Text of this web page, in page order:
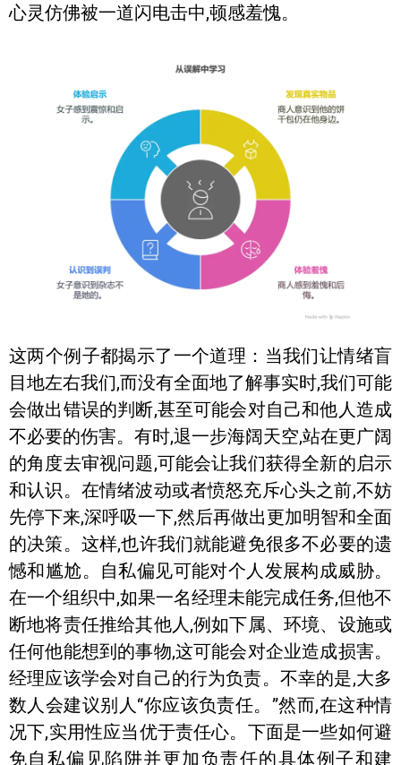
心灵仿佛被一道闪电击中,顿感羞愧。
这两个例子都揭示了一个道理：当我们让情绪盲
目地左右我们,而没有全面地了解事实时,我们可能
会做出错误的判断,甚至可能会对自己和他人造成
不必要的伤害。有时,退一步海阔天空,站在更广阔
的角度去审视问题,可能会让我们获得全新的启示
和认识。在情绪波动或者愤怒充斥心头之前,不妨
先停下来,深呼吸一下,然后再做出更加明智和全面
的决策。这样,也许我们就能避免很多不必要的遗
憾和尴尬。自私偏见可能对个人发展构成威胁。
在一个组织中,如果一名经理未能完成任务,但他不
断地将责任推给其他人,例如下属、环境、设施或
任何他能想到的事物,这可能会对企业造成损害。
经理应该学会对自己的行为负责。不幸的是,大多
数人会建议别人“你应该负责任。”然而,在这种情
况下,实用性应当优于责任心。下面是一些如何避
免自私偏见陷阱并更加负责任的具体例子和建